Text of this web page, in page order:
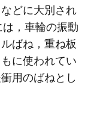
どに大別され
，車輪の振動
ばね，重ね板
に使われてい
用のばねとし